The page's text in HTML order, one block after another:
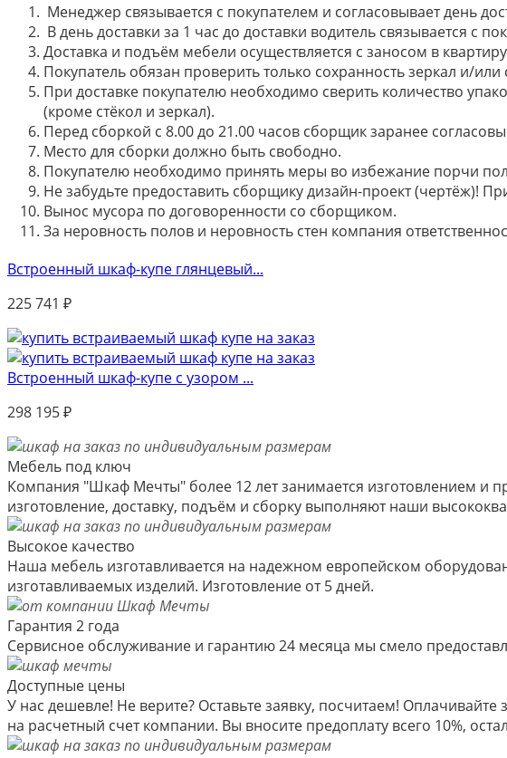
Менеджер связывается с покупателем и согласовывает день
В день доставки за 1 час до доставки водитель связывается с
Доставка и подъём мебели осуществляется с заносом в
Покупатель обязан проверить только сохранность зеркал и/или
При доставке покупателю необходимо сверить количество
(кроме стёкол и зеркал).
Перед сборкой с 8.00 до 21.00 часов сборщик заранее
Место для сборки должно быть свободно.
Покупателю необходимо принять меры во избежание порчи
Не забудьте предоставить сборщику дизайн-проект (чертёж)!
Вынос мусора по договоренности со сборщиком.
За неровность полов и неровность стен компания
Встроенный шкаф-купе глянцевый...
225 741 ₽
Встроенный шкаф-купе с узором ...
298 195₽
Мебель под ключ
Компания "Шкаф Мечты" более 12 лет занимается изготовлением и
изготовление, доставку, подъём и сборку выполняют наши
Высокое качество
Наша мебель изготавливается на надежном европейском
изготавливаемых изделий. Изготовление от 5 дней.
Гарантия 2 года
Сервисное обслуживание и гарантию 24 месяца мы смело
Доступные цены
У нас дешевле! Не верите? Оставьте заявку, посчитаем!
на расчетный счет компании. Вы вносите предоплату всего 10%,